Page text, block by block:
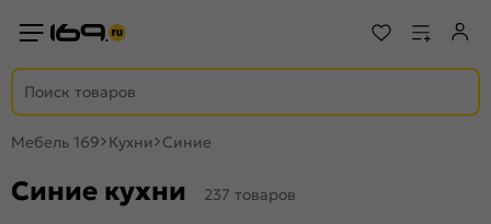
Мебель 169 Кухни Синие
Синие кухни 237 товаров